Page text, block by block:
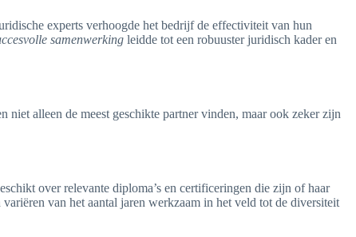
experts verhoogde het bedrijf de effectiviteit van hun
samenwerking leidde tot een robuuster juridisch kader en
alleen de meest geschikte partner vinden, maar ook zeker zijn
over relevante diploma’s en certificeringen die zijn of haar
van het aantal jaren werkzaam in het veld tot de diversiteit